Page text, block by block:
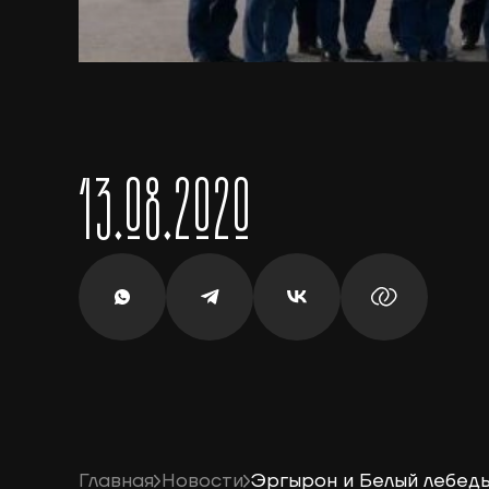
13.08.2020
Главная Новости Эргырон и Белый